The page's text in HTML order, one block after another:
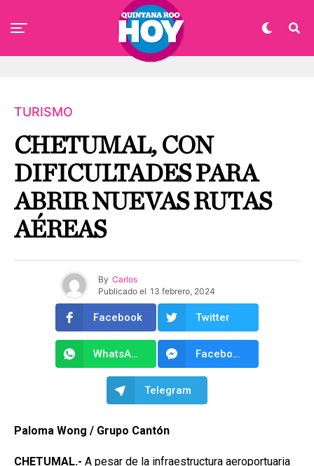
TURISMO
CHETUMAL, CON
DIFICULTADES PARA
ABRIR NUEVAS RUTAS
AÉREAS
By Carlos
Publicado el 13 febrero, 2024
Facebook Twitter
WhatsApp Facebook Messenger
Telegram
Paloma Wong / Grupo Cantón
CHETUMAL.- A pesar de la infraestructura aeroportuaria